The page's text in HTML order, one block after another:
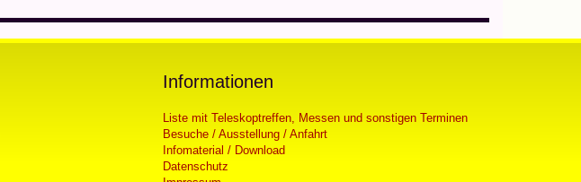
Informationen
Liste mit Teleskoptreffen, Messen und sonstigen Terminen
Besuche / Ausstellung / Anfahrt
Infomaterial / Download
Datenschutz